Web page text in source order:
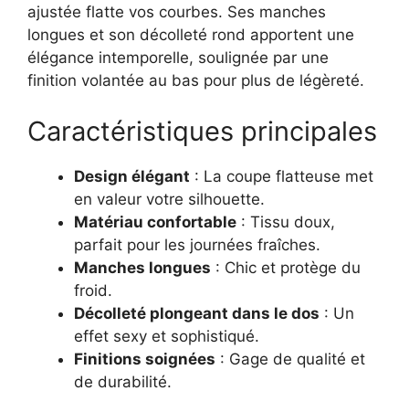
ajustée flatte vos courbes. Ses manches
longues et son décolleté rond apportent une
élégance intemporelle, soulignée par une
finition volantée au bas pour plus de légèreté.
Caractéristiques principales
Design élégant : La coupe flatteuse met
en valeur votre silhouette.
Matériau confortable : Tissu doux,
parfait pour les journées fraîches.
Manches longues : Chic et protège du
froid.
Décolleté plongeant dans le dos : Un
effet sexy et sophistiqué.
Finitions soignées : Gage de qualité et
de durabilité.